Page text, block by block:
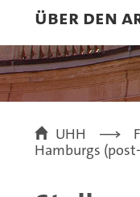
ÜBER DEN
UHH
Hamburgs